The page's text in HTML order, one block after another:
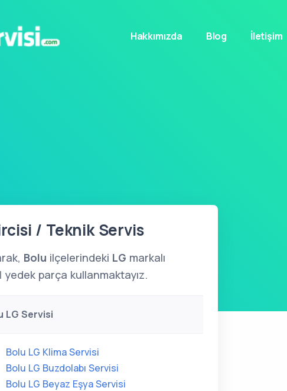
Hakkımızda Blog İletişim
/ Teknik Servis
Bolu ilçelerindeki LG markalı
parça kullanmaktayız.
LG Servisi
Bolu LG Klima Servisi
Bolu LG Buzdolabı Servisi
Bolu LG Beyaz Eşya Servisi